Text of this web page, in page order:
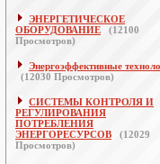
ЭНЕРГЕТИЧЕСКОЕ
ОБОРУДОВАНИЕ
(12100
Просмотров)
Энергоэффективные
(12030 Просмотров)
СИСТЕМЫ КОНТРОЛЯ И
РЕГУЛИРОВАНИЯ
ПОТРЕБЛЕНИЯ
ЭНЕРГОРЕСУРСОВ
(12029
Просмотров)